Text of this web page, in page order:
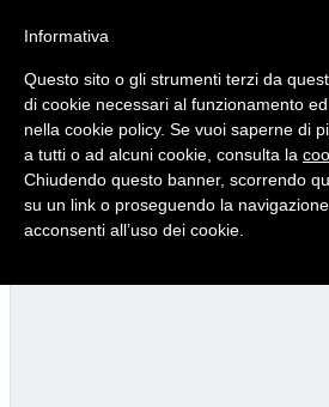
Quotidiano d'informazione distribuito in
Informativa
Questo sito o gli strumenti terzi da
di cookie necessari al funzionamento
nella cookie policy. Se vuoi saperne di
a tutti o ad alcuni cookie, consulta la
Chiudendo questo banner, scorrendo
su un link o proseguendo la
acconsenti all’uso dei cookie.